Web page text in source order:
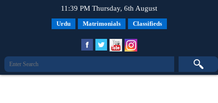
11:39 PM Thursday, 6th August
Urdu Matrimonials Classifieds